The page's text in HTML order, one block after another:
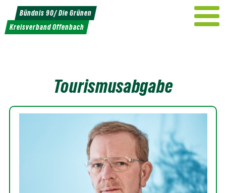
Weiter
zum
Inhalt
Bündnis 90/ Die Grünen
Kreisverband Offenbach
Tourismusabgabe